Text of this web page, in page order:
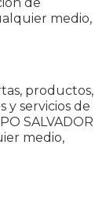
medio,
productos,
y servicios de
SALVADOR
medio,